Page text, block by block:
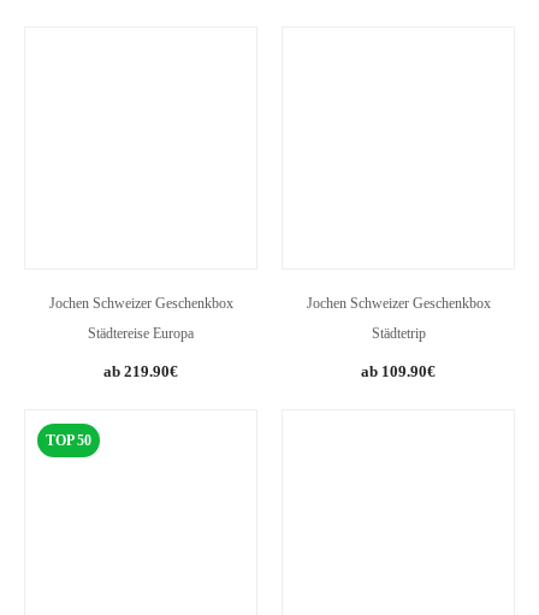
Jochen Schweizer Geschenkbox
Städtereise Europa
219.90€
Jochen Schweizer Geschenkbox
Städtetrip
109.90€
TOP 50